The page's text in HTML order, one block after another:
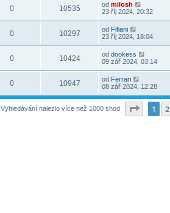
0 10535 od milosh
23 říj 2024, 20:32
0 10297 od Fifiani
23 říj 2024, 18:04
0 10424 od dookess
09 zář 2024, 03:14
0 10947 od Ferrari
08 zář 2024, 12:28
Vyhledávání nalezlo více než 1000 shod Stránka
1 2